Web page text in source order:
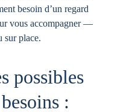
besoin d’un regard
vous accompagner —
sur place.
possibles
: